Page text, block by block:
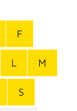
F
L M
S